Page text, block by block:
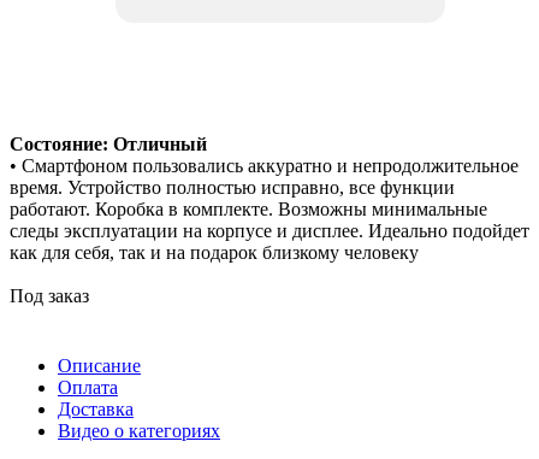
Состояние: Отличный
• Смартфоном пользовались аккуратно и непродолжительное
время. Устройство полностью исправно, все функции
работают. Коробка в комплекте. Возможны минимальные
следы эксплуатации на корпусе и дисплее. Идеально подойдет
как для себя, так и на подарок близкому человеку
Под заказ
Описание
Оплата
Доставка
Видео о категориях